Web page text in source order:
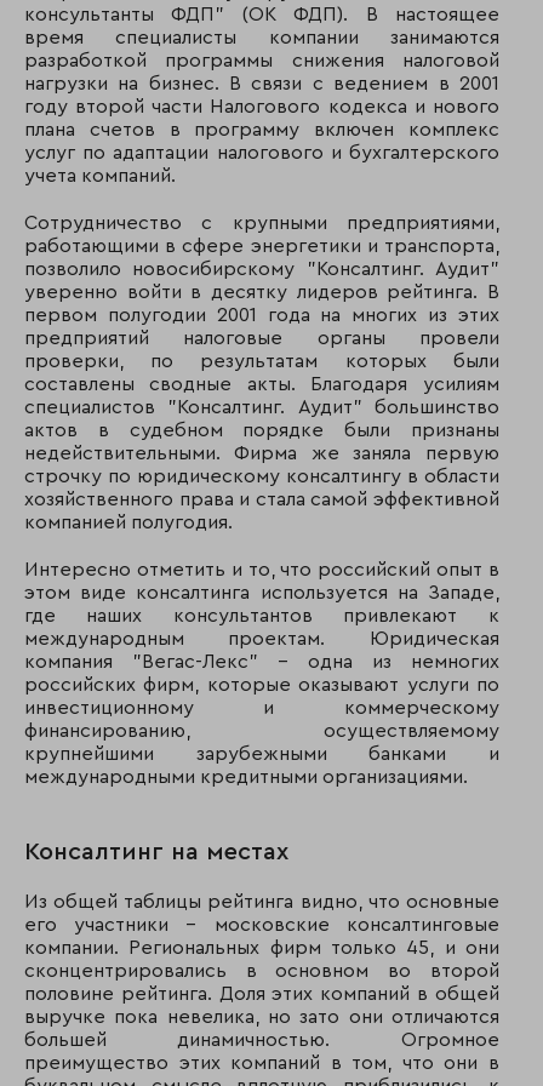
консультанты ФДП" (ОК ФДП). В настоящее
время специалисты компании занимаются
разработкой программы снижения налоговой
нагрузки на бизнес. В связи с ведением в 2001
году второй части Налогового кодекса и нового
плана счетов в программу включен комплекс
услуг по адаптации налогового и бухгалтерского
учета компаний.
Сотрудничество с крупными предприятиями,
работающими в сфере энергетики и транспорта,
позволило новосибирскому "Консалтинг. Аудит"
уверенно войти в десятку лидеров рейтинга. В
первом полугодии 2001 года на многих из этих
предприятий налоговые органы провели
проверки, по результатам которых были
составлены сводные акты. Благодаря усилиям
специалистов "Консалтинг. Аудит" большинство
актов в судебном порядке были признаны
недействительными. Фирма же заняла первую
строчку по юридическому консалтингу в области
хозяйственного права и стала самой эффективной
компанией полугодия.
Интересно отметить и то, что российский опыт в
этом виде консалтинга используется на Западе,
где наших консультантов привлекают к
международным проектам. Юридическая
компания "Вегас-Лекс" - одна из немногих
российских фирм, которые оказывают услуги по
инвестиционному и коммерческому
финансированию, осуществляемому
крупнейшими зарубежными банками и
международными кредитными организациями.
Консалтинг на местах
Из общей таблицы рейтинга видно, что основные
его участники - московские консалтинговые
компании. Региональных фирм только 45, и они
сконцентрировались в основном во второй
половине рейтинга. Доля этих компаний в общей
выручке пока невелика, но зато они отличаются
большей динамичностью. Огромное
преимущество этих компаний в том, что они в